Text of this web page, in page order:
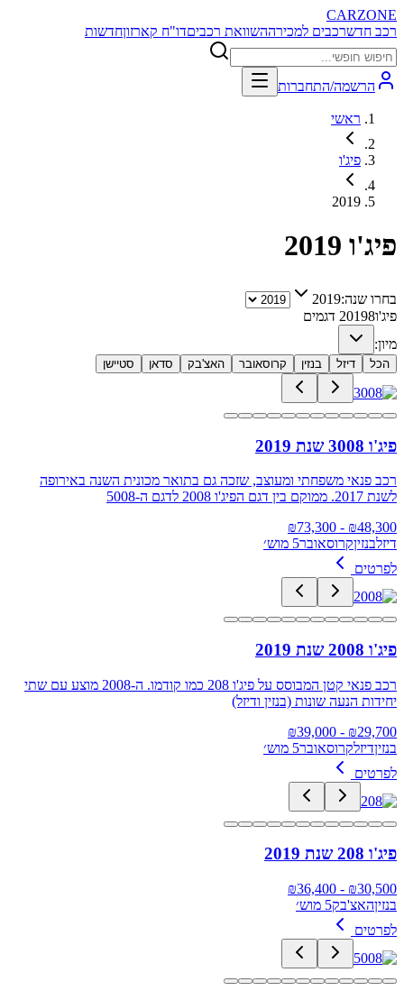
CARZONE
רכב חדשרכבים למכירההשוואת רכביםדו"ח קארזוןחדשות
הרשמה/התחברות
ראשי
פיג'ו
2019
פיג'ו 2019
בחרו שנה:2019
פיג'ו 20198
דגמים
מיון:
הכל דיזל בנזין קרוסאובר האצ'בק סדאן סטיישן
פיג'ו 3008 שנת 2019
רכב פנאי משפחתי ומעוצב, שזכה גם בתואר מכונית השנה באירופה
לשנת 2017. ממוקם בין דגם הפיג'ו 2008 לדגם ה-5008
₪48,300
- ₪
73,300
דיזלבנזיןקרוסאובר5 מוש׳
לפרטים
פיג'ו 2008 שנת 2019
רכב פנאי קטן המבוסס על פיג'ו 208 כמו קודמו. ה-2008 מוצע עם שתי
יחידות הנעה שונות (בנזין ודיזל)
₪29,700
- ₪
39,000
בנזיןדיזלקרוסאובר5 מוש׳
לפרטים
פיג'ו 208 שנת 2019
₪30,500
- ₪
36,400
בנזיןהאצ'בק5 מוש׳
לפרטים